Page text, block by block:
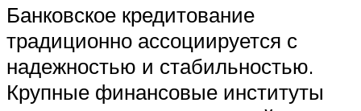
Банковское кредитование
традиционно ассоциируется с
надежностью и стабильностью.
Крупные финансовые институты